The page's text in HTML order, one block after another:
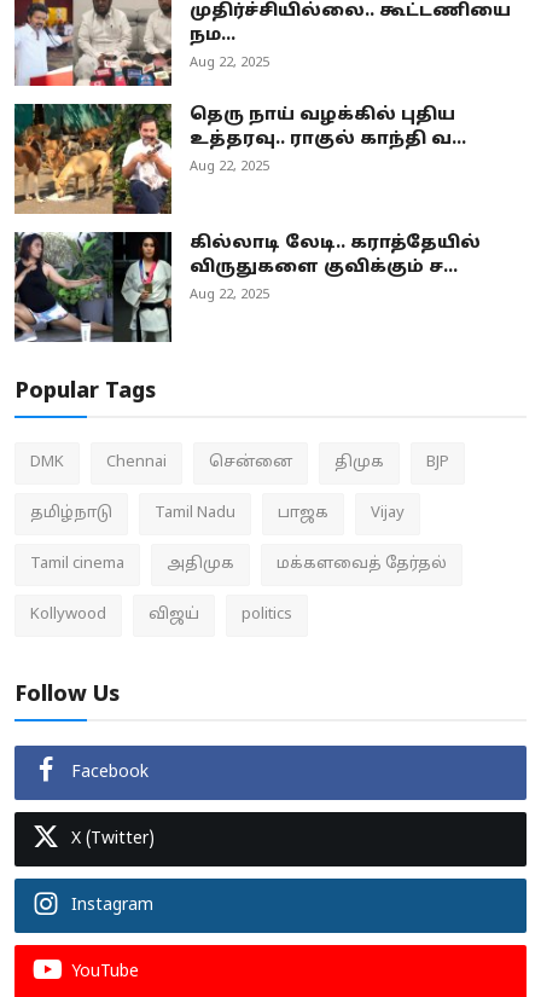
முதிர்ச்சியில்லை.. கூட்டணியை
நம...
Aug 22, 2025
தெரு நாய் வழக்கில் புதிய
உத்தரவு.. ராகுல் காந்தி வ...
Aug 22, 2025
கில்லாடி லேடி.. கராத்தேயில்
விருதுகளை குவிக்கும் ச...
Aug 22, 2025
Popular Tags
DMK Chennai சென்னை திமுக BJP
தமிழ்நாடு Tamil Nadu பாஜக Vijay
Tamil cinema அதிமுக மக்களவைத் தேர்தல்
Kollywood விஜய் politics
Follow Us
Facebook
X (Twitter)
Instagram
YouTube